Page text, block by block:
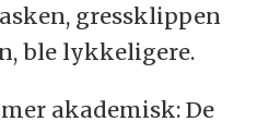
gressklippen
ble lykkeligere.
akademisk: De